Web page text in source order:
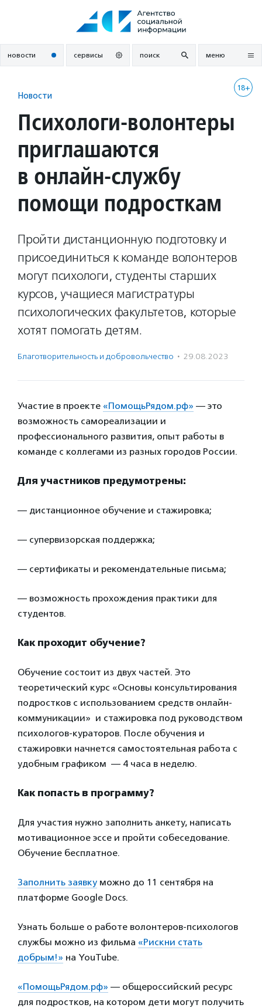
новости сервисы поиск меню
18+
Новости
Психологи-волонтеры
приглашаются
в онлайн-службу
помощи подросткам
Пройти дистанционную подготовку и
присоединиться к команде волонтеров
могут психологи, студенты старших
курсов, учащиеся магистратуры
психологических факультетов, которые
хотят помогать детям.
Благотвори­тель­ность и доброволь­чест­во · 29.08.2023
Участие в проекте «ПомощьРядом.рф» — это
возможность самореализации и
профессионального развития, опыт работы в
команде с коллегами из разных городов России.
Для участников предумотрены:
— дистанционное обучение и стажировка;
— супервизорская поддержка;
— сертификаты и рекомендательные письма;
— возможность прохождения практики для
студентов.
Как проходит обучение?
Обучение состоит из двух частей. Это
теоретический курс «Основы консультирования
подростков с использованием средств онлайн-
коммуникации» и стажировка под руководством
психологов-кураторов. После обучения и
стажировки начнется самостоятельная работа с
удобным графиком — 4 часа в неделю.
Как попасть в программу?
Для участия нужно заполнить анкету, написать
мотивационное эссе и пройти собеседование.
Обучение бесплатное.
Заполнить заявку можно до 11 сентября на
платформе Google Docs.
Узнать больше о работе волонтеров-психологов
службы можно из фильма «Рискни стать
добрым!» на YouTube.
«ПомощьРядом.рф» — общероссийский ресурс
для подростков, на котором дети могут получить